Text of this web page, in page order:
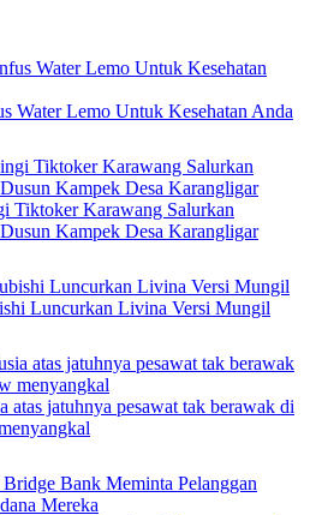
Water Lemo Untuk Kesehatan Anda
Tiktoker Karawang Salurkan
Kampek Desa Karangligar
Luncurkan Livina Versi Mungil
atas jatuhnya pesawat tak berawak di